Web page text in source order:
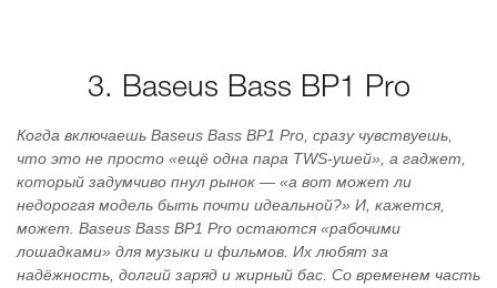
3. Baseus Bass BP1 Pro
Когда включаешь Baseus Bass BP1 Pro, сразу чувствуешь,
что это не просто «ещё одна пара TWS-ушей», а гаджет,
который задумчиво пнул рынок — «а вот может ли
недорогая модель быть почти идеальной?» И, кажется,
может. Baseus Bass BP1 Pro остаются «рабочими
лошадками» для музыки и фильмов. Их любят за
надёжность, долгий заряд и жирный бас. Со временем часть